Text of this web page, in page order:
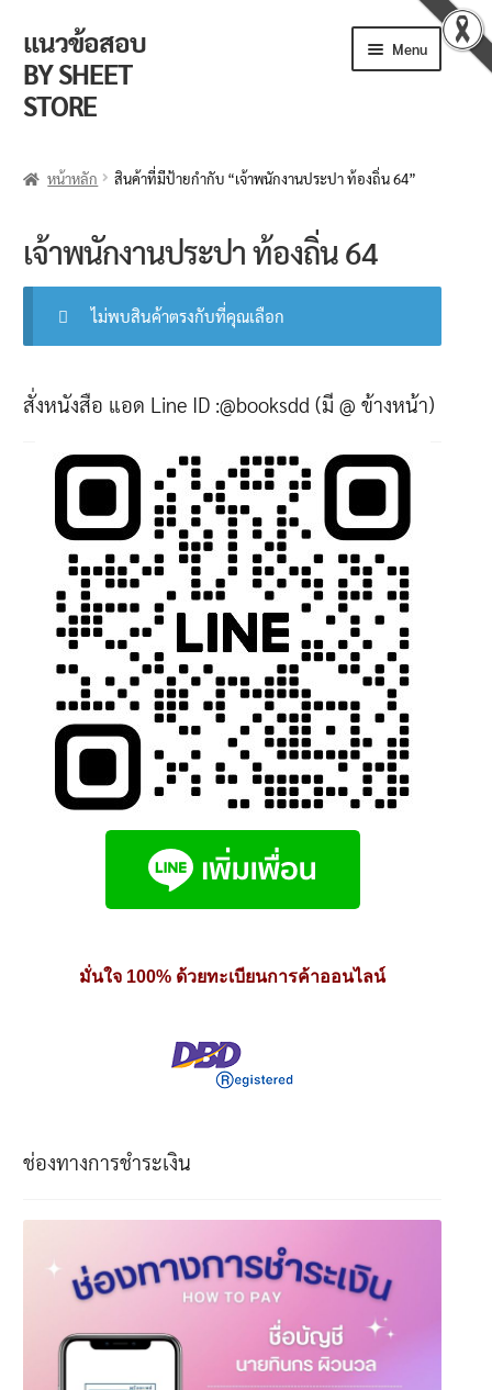
Skip
to
navigation
Skip
to
content
แนวข้อสอบ
BY SHEET
STORE
Menu
วิธีการสั่งซื้อ
แจ้งชำระเงิน
ข่าวเปิดสอบงานราชการ
นโยบายคืนสินค้าและการจัดส่ง​
คำถามที่พบบ่อย
หน้าหลัก สินค้าที่มีป้ายกำกับ “เจ้าพนักงานประปา ท้องถิ่น 64”
เจ้าพนักงานประปา ท้องถิ่น 64
ไม่พบสินค้าตรงกับที่คุณเลือก
สั่งหนังสือ แอด Line ID :@booksdd (มี @ ข้างหน้า)
มั่นใจ 100% ด้วยทะเบียนการค้าออนไลน์
ช่องทางการชำระเงิน